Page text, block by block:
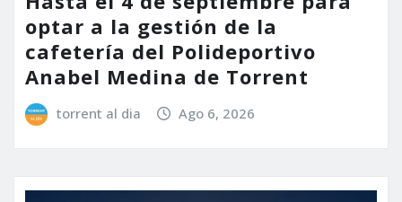
optar a la gestión de la
cafetería del Polideportivo
Anabel Medina de Torrent
torrent al dia Ago 6, 2026